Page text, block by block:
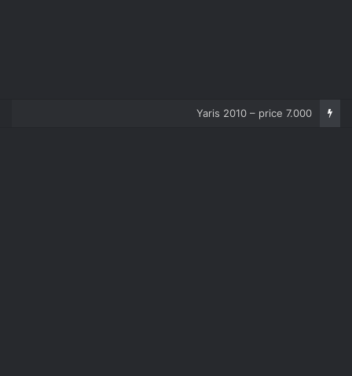
Corolla 2007 – price 5.000